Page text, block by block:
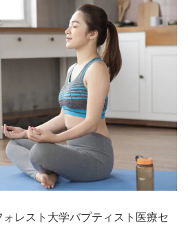
レスト大学バプティスト医療セ